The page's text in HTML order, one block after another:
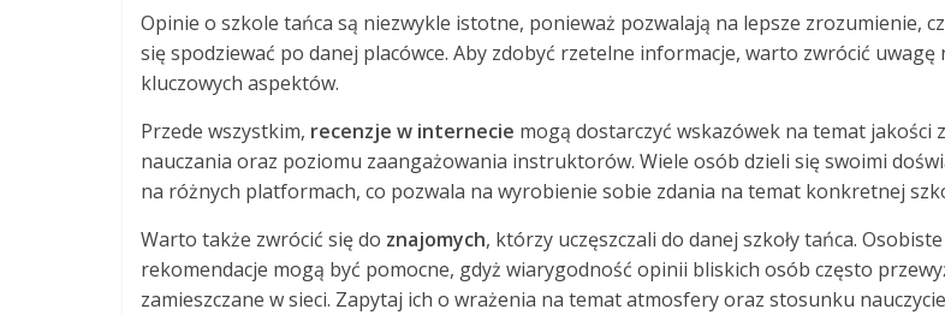
Opinie o szkole tańca są niezwykle istotne, ponieważ pozwalają na lepsze zrozumienie,
się spodziewać po danej placówce. Aby zdobyć rzetelne informacje, warto zwrócić uwagę
kluczowych aspektów.
Przede wszystkim, recenzje w internecie mogą dostarczyć wskazówek na temat jakości
nauczania oraz poziomu zaangażowania instruktorów. Wiele osób dzieli się swoimi
na różnych platformach, co pozwala na wyrobienie sobie zdania na temat konkretnej
Warto także zwrócić się do znajomych, którzy uczęszczali do danej szkoły tańca. Osobiste
rekomendacje mogą być pomocne, gdyż wiarygodność opinii bliskich osób często
zamieszczane w sieci. Zapytaj ich o wrażenia na temat atmosfery oraz stosunku